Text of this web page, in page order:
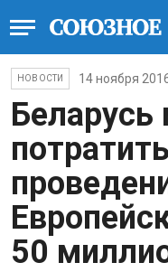
НОВОСТИ 14 ноября
50